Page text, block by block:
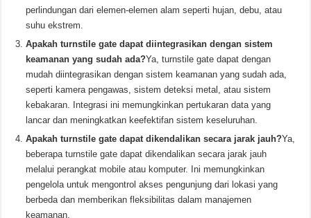
perlindungan dari elemen-elemen alam seperti hujan, debu, atau
suhu ekstrem.
Apakah turnstile gate dapat diintegrasikan dengan sistem
keamanan yang sudah ada?Ya, turnstile gate dapat dengan
mudah diintegrasikan dengan sistem keamanan yang sudah ada,
seperti kamera pengawas, sistem deteksi metal, atau sistem
kebakaran. Integrasi ini memungkinkan pertukaran data yang
lancar dan meningkatkan keefektifan sistem keseluruhan.
Apakah turnstile gate dapat dikendalikan secara jarak jauh?Ya,
beberapa turnstile gate dapat dikendalikan secara jarak jauh
melalui perangkat mobile atau komputer. Ini memungkinkan
pengelola untuk mengontrol akses pengunjung dari lokasi yang
berbeda dan memberikan fleksibilitas dalam manajemen
keamanan.